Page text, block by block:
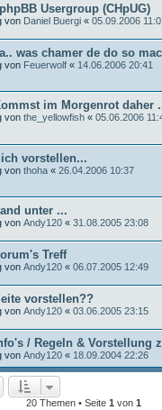
Usergroup (CHpUG)
von Daniel Buergi « 05.09.2006
was chamer de do so
von Feuerwolf « 14.06.2006 20:41
im Morgenrot daher
von the_yellowfish « 05.06.2006
vorstellen...
von thoha « 26.04.2006 10:37
unter ...
von Andy120 « 31.08.2005 23:08
Treff
von Andy120 « 06.07.2005 12:49
vorstellen??
von Andy120 « 03.06.2005 23:15
/ Regeln & Vorstellung
von Andy120 « 18.09.2004 22:26
20 Themen • Seite 1 von 1